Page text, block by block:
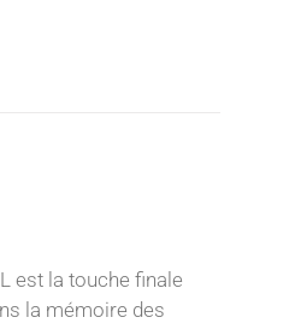
est la touche finale
la mémoire des